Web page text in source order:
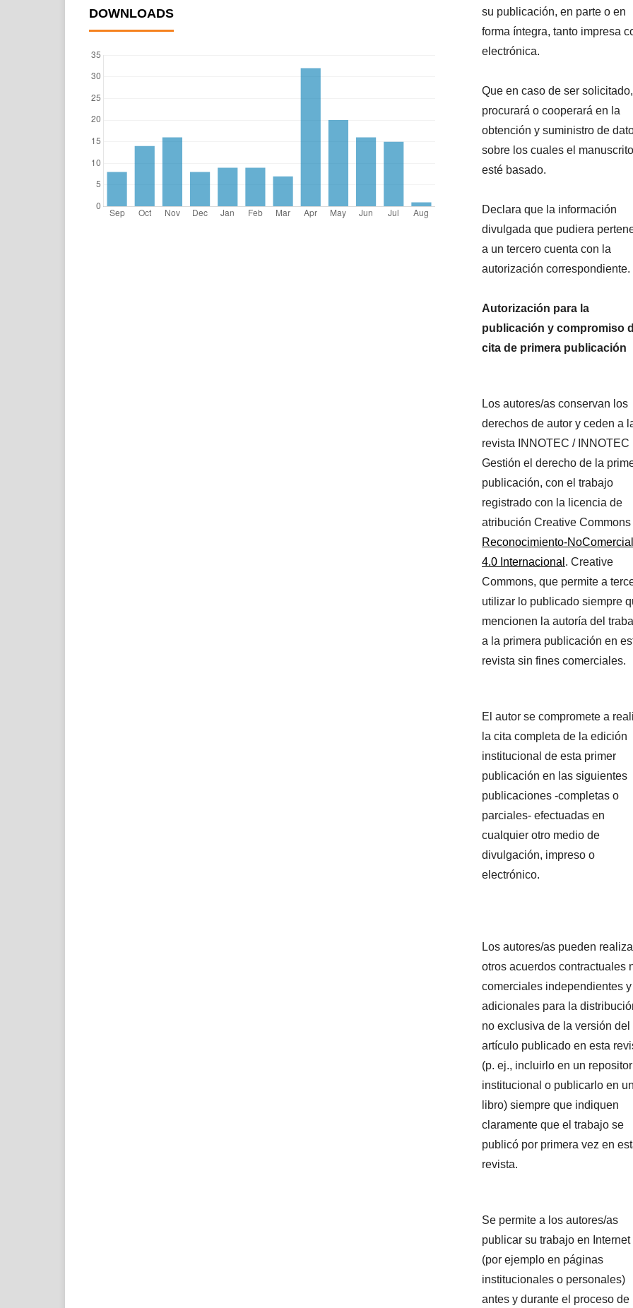
DOWNLOADS
su publicación, en parte o en
forma íntegra, tanto impresa
electrónica.
Que en caso de ser solicitado,
procurará o cooperará en la
obtención y suministro de
sobre los cuales el manuscrito
esté basado.
Declara que la información
divulgada que pudiera
a un tercero cuenta con la
autorización correspondiente.
Autorización para la
publicación y compromiso
cita de primera publicación
Los autores/as conservan los
derechos de autor y ceden a
revista INNOTEC / INNOTEC
Gestión el derecho de la
publicación, con el trabajo
registrado con la licencia de
atribución Creative Commons
Reconocimiento-NoComercial
4.0 Internacional . Creative
Commons, que permite a
utilizar lo publicado siempre
mencionen la autoría del
a la primera publicación en
revista sin fines comerciales.
El autor se compromete a
la cita completa de la edición
institucional de esta primer
publicación en las siguientes
publicaciones -completas o
parciales- efectuadas en
cualquier otro medio de
divulgación, impreso o
electrónico.
Los autores/as pueden
otros acuerdos contractuales
comerciales independientes y
adicionales para la
no exclusiva de la versión del
artículo publicado en esta
(p. ej., incluirlo en un
institucional o publicarlo en
libro) siempre que indiquen
claramente que el trabajo se
publicó por primera vez en
revista.
Se permite a los autores/as
publicar su trabajo en Internet
(por ejemplo en páginas
institucionales o personales)
antes y durante el proceso de